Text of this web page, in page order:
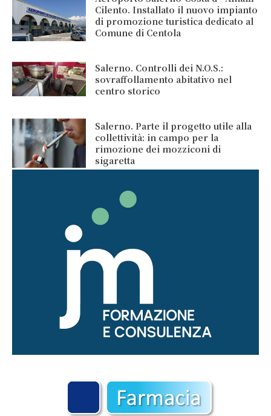
Cilento. Installato il nuovo impianto
di promozione turistica dedicato al
Comune di Centola
Salerno. Controlli dei N.O.S.:
sovraffollamento abitativo nel
centro storico
Salerno. Parte il progetto utile alla
collettività: in campo per la
rimozione dei mozziconi di
sigaretta